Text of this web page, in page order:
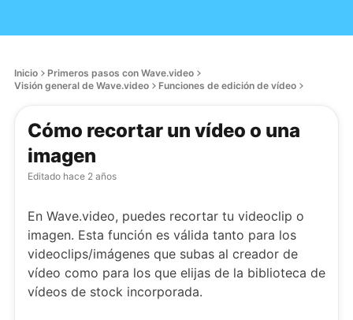
Inicio
Primeros pasos con Wave.video
Visión general de Wave.video
Funciones de edición de vídeo
Cómo recortar un vídeo o una
imagen
Editado hace 2 años
En Wave.video, puedes recortar tu videoclip o
imagen. Esta función es válida tanto para los
videoclips/imágenes que subas al creador de
vídeo como para los que elijas de la biblioteca de
vídeos de stock incorporada.